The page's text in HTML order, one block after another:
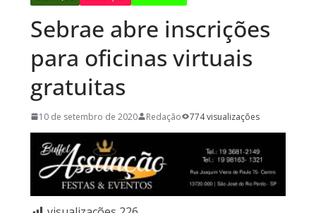
Sebrae abre inscrições
para oficinas virtuais
gratuitas
10 de setembro de 2020 Redação 774 visualizações